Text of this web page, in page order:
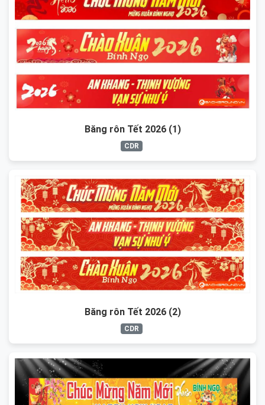
Băng rôn Tết 2026 (1)
CDR
Băng rôn Tết 2026 (2)
CDR